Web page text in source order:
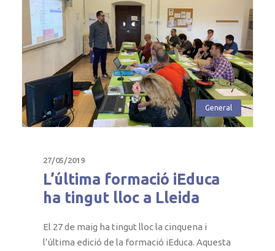
General
27/05/2019
L’última formació iEduca
ha tingut lloc a Lleida
El 27 de maig ha tingut lloc la cinquena i
l’última edició de la formació iEduca. Aquesta